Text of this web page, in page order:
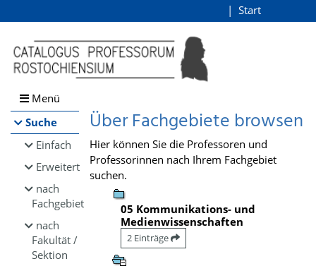
Browsen
direkt zum Inhalt
Start
Menü
Suche
Einfach
Erweitert
nach
Fachgebiet
nach
Fakultät /
Sektion
Über Fachgebiete browsen
Hier können Sie die Professoren und
Professorinnen nach Ihrem Fachgebiet
suchen.
05 Kommunikations- und
Medienwissenschaften
2 Einträge